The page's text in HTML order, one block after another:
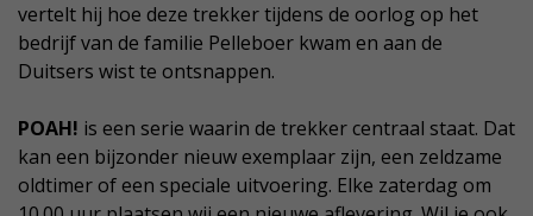
vertelt hij hoe deze trekker tijdens de oorlog op het
bedrijf van de familie Pelleboer kwam en aan de
Duitsers wist te ontsnappen.
POAH! is een serie waarin de trekker centraal staat. Dat
kan een bijzonder nieuw exemplaar zijn, een zeldzame
oldtimer of een speciale uitvoering. Elke zaterdag om